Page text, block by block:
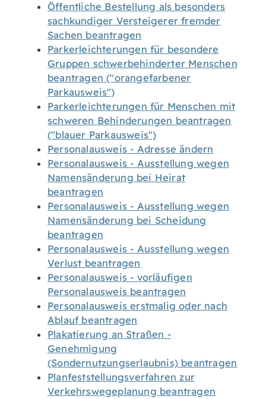
Öffentliche Bestellung als besonders
sachkundiger Versteigerer fremder
Sachen beantragen
Parkerleichterungen für besondere
Gruppen schwerbehinderter Menschen
beantragen ("orangefarbener
Parkausweis")
Parkerleichterungen für Menschen mit
schweren Behinderungen beantragen
("blauer Parkausweis")
Personalausweis - Adresse ändern
Personalausweis - Ausstellung wegen
Namensänderung bei Heirat
beantragen
Personalausweis - Ausstellung wegen
Namensänderung bei Scheidung
beantragen
Personalausweis - Ausstellung wegen
Verlust beantragen
Personalausweis - vorläufigen
Personalausweis beantragen
Personalausweis erstmalig oder nach
Ablauf beantragen
Plakatierung an Straßen -
Genehmigung
(Sondernutzungserlaubnis) beantragen
Planfeststellungsverfahren zur
Verkehrswegeplanung beantragen